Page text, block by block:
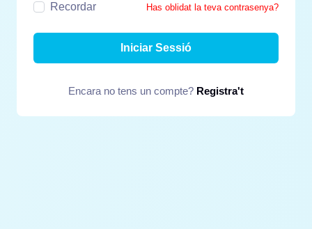
Recordar Has oblidat la teva contrasenya?
Iniciar Sessió
Encara no tens un compte? Registra't